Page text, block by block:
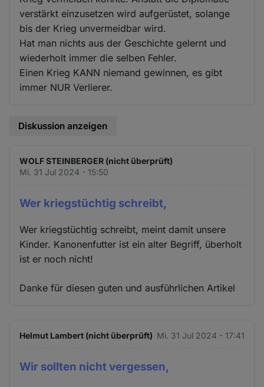
verstärkt einzusetzen wird aufgerüstet, solange
bis der Krieg unvermeidbar wird.
Hat man nichts aus der Geschichte gelernt und
wiederholt immer die selben Fehler.
Einen Krieg KANN niemand gewinnen, es gibt
immer NUR Verlierer.
Diskussion anzeigen
WOLF STEINBERGER (nicht überprüft)
Mi. 31 Jul 2024 - 15:50
Wer kriegstüchtig schreibt,
Wer kriegstüchtig schreibt, meint damit unsere
Kinder. Kanonenfutter ist ein alter Begriff, überholt
ist er noch nicht!
Danke für diesen guten und ausführlichen Artikel
Helmut Lambert (nicht überprüft) Mi. 31 Jul 2024 - 17:41
Wir sollten nicht vergessen,